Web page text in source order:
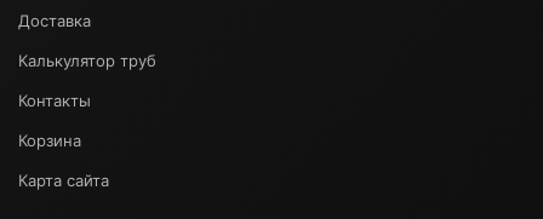
Доставка
Калькулятор труб
Контакты
Корзина
Карта сайта